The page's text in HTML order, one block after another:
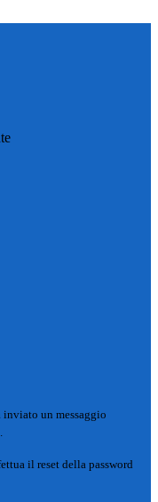
inviato un messaggio
il reset della password